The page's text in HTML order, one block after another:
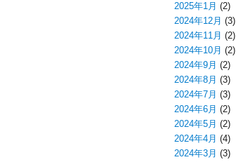
2025年1月 (2)
2024年12月 (3)
2024年11月 (2)
2024年10月 (2)
2024年9月 (2)
2024年8月 (3)
2024年7月 (3)
2024年6月 (2)
2024年5月 (2)
2024年4月 (4)
2024年3月 (3)